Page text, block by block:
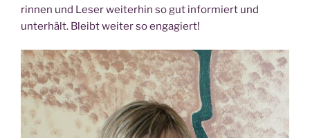
rin­nen und Leser wei­ter­hin so gut infor­miert und
unter­hält. Bleibt wei­ter so engagiert!